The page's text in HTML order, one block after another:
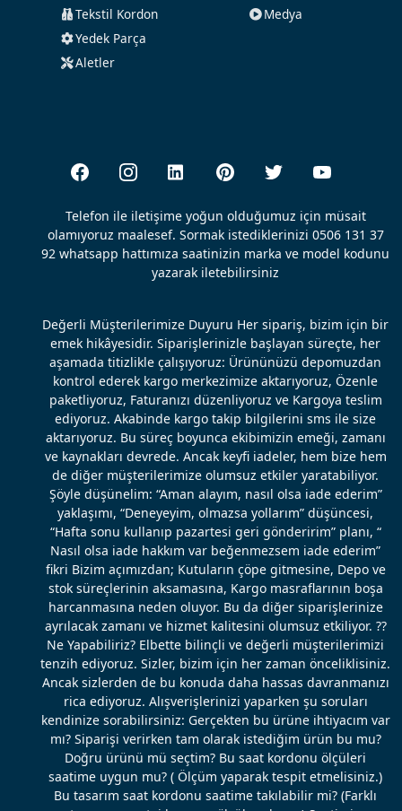
Tekstil Kordon
Yedek Parça
Aletler
Medya
Telefon ile iletişime yoğun olduğumuz için müsait
olamıyoruz maalesef. Sormak istediklerinizi 0506 131 37
92 whatsapp hattımıza saatinizin marka ve model kodunu
yazarak iletebilirsiniz
Değerli Müşterilerimize Duyuru Her sipariş, bizim için bir
emek hikâyesidir. Siparişlerinizle başlayan süreçte, her
aşamada titizlikle çalışıyoruz: Ürününüzü depomuzdan
kontrol ederek kargo merkezimize aktarıyoruz, Özenle
paketliyoruz, Faturanızı düzenliyoruz ve Kargoya teslim
ediyoruz. Akabinde kargo takip bilgilerini sms ile size
aktarıyoruz. Bu süreç boyunca ekibimizin emeği, zamanı
ve kaynakları devrede. Ancak keyfi iadeler, hem bize hem
de diğer müşterilerimize olumsuz etkiler yaratabiliyor.
Şöyle düşünelim: “Aman alayım, nasıl olsa iade ederim”
yaklaşımı, “Deneyeyim, olmazsa yollarım” düşüncesi,
“Hafta sonu kullanıp pazartesi geri gönderirim” planı, “
Nasıl olsa iade hakkım var beğenmezsem iade ederim”
fikri Bizim açımızdan; Kutuların çöpe gitmesine, Depo ve
stok süreçlerinin aksamasına, Kargo masraflarının boşa
harcanmasına neden oluyor. Bu da diğer siparişlerinize
ayrılacak zamanı ve hizmet kalitesini olumsuz etkiliyor. ??
Ne Yapabiliriz? Elbette bilinçli ve değerli müşterilerimizi
tenzih ediyoruz. Sizler, bizim için her zaman önceliklisiniz.
Ancak sizlerden de bu konuda daha hassas davranmanızı
rica ediyoruz. Alışverişlerinizi yaparken şu soruları
kendinize sorabilirsiniz: Gerçekten bu ürüne ihtiyacım var
mı? Siparişi verirken tam olarak istediğim ürün bu mu?
Doğru ürünü mü seçtim? Bu saat kordonu ölçüleri
saatime uygun mu? ( Ölçüm yaparak tespit etmelisiniz.)
Bu tasarım saat kordonu saatime takılabilir mi? (Farklı